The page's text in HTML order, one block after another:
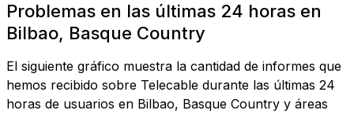
Problemas en las últimas 24 horas en
Bilbao, Basque Country
El siguiente gráfico muestra la cantidad de informes que
hemos recibido sobre Telecable durante las últimas 24
horas de usuarios en Bilbao, Basque Country y áreas